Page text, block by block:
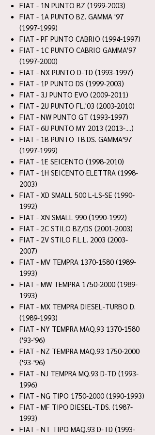
FIAT - 1N PUNTO BZ (1999-2003)
FIAT - 1A PUNTO BZ. GAMMA '97
(1997-1999)
FIAT - PF PUNTO CABRIO (1994-1997)
FIAT - 1C PUNTO CABRIO GAMMA'97
(1997-2000)
FIAT - NX PUNTO D-TD (1993-1997)
FIAT - 1P PUNTO DS (1999-2003)
FIAT - 3J PUNTO EVO (2009-2011)
FIAT - 2U PUNTO FL.'03 (2003-2010)
FIAT - NW PUNTO GT (1993-1997)
FIAT - 6U PUNTO MY 2013 (2013-....)
FIAT - 1B PUNTO TB.DS. GAMMA'97
(1997-1999)
FIAT - 1E SEICENTO (1998-2010)
FIAT - 1H SEICENTO ELETTRA (1998-
2003)
FIAT - XD SMALL 500 L-LS-SE (1990-
1992)
FIAT - XN SMALL 990 (1990-1992)
FIAT - 2C STILO BZ/DS (2001-2003)
FIAT - 2V STILO F.L.L. 2003 (2003-
2007)
FIAT - MV TEMPRA 1370-1580 (1989-
1993)
FIAT - MW TEMPRA 1750-2000 (1989-
1993)
FIAT - MX TEMPRA DIESEL-TURBO D.
(1989-1993)
FIAT - NY TEMPRA MAQ.93 1370-1580
('93-'96)
FIAT - NZ TEMPRA MAQ.93 1750-2000
('93-'96)
FIAT - NJ TEMPRA MQ.93 D-TD (1993-
1996)
FIAT - NG TIPO 1750-2000 (1990-1993)
FIAT - MF TIPO DIESEL-T.DS. (1987-
1993)
FIAT - NT TIPO MAQ.93 D-TD (1993-